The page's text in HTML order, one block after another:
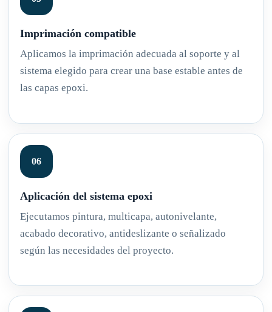
Imprimación compatible
Aplicamos la imprimación adecuada al soporte y al
sistema elegido para crear una base estable antes de
las capas epoxi.
Aplicación del sistema epoxi
Ejecutamos pintura, multicapa, autonivelante,
acabado decorativo, antideslizante o señalizado
según las necesidades del proyecto.